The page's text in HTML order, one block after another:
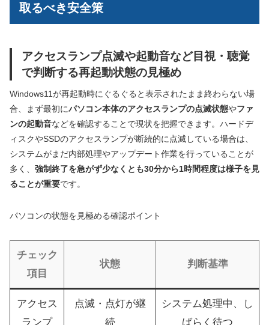
取るべき安全策
アクセスランプ点滅や起動音など目視・聴覚
で判断する再起動状態の見極め
Windows11が再起動時にぐるぐると表示されたまま終わらない場
合、まず最初にパソコン本体のアクセスランプの点滅状態やファ
ンの起動音などを確認することで現状を把握できます。ハードデ
ィスクやSSDのアクセスランプが断続的に点滅している場合は、
システムがまだ内部処理やアップデート作業を行っていることが
多く、 強制終了を急がず少なくとも30分から1時間程度は様子を見
ることが重要です。
パソコンの状態を見極める確認ポイント
チェック
項目
状態 判断基準
アクセス
ランプ
点滅・点灯が継
続
システム処理中、し
ばらく待つ